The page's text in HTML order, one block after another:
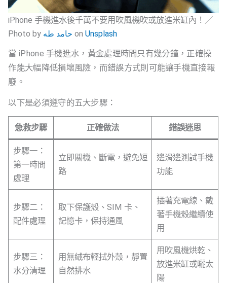
iPhone 手機進水後千萬不要用吹風機吹或放進米缸內！／
Photo by حامد طه on Unsplash
當 iPhone 手機進水，黃金處理時間只有幾分鐘，正確操
作能大幅降低損壞風險，而錯誤方式則可能讓手機直接報
廢。
以下是必須遵守的五大步驟：
急救步驟 正確做法 錯誤迷思
步驟一：
第一時間
處理
立即關機、斷電，避免短
路
邊滑邊測試手機
功能
步驟二：
配件處理
取下保護殼、SIM 卡、
記憶卡，保持通風
插著充電線、戴
著手機殼繼續使
用
步驟三：
水分清理
用無絨布輕拭外殼，靜置
自然排水
用吹風機烘乾、
放進米缸或曬太
陽